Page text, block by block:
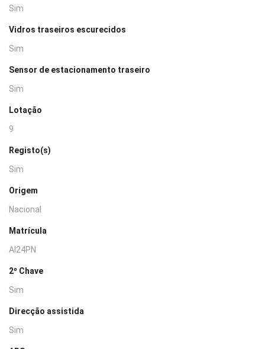
Sim
Vidros traseiros escurecidos
Sim
Sensor de estacionamento traseiro
Sim
Lotação
9
Registo(s)
Sim
Origem
Nacional
Matrícula
AI24PN
2º Chave
Sim
Direcção assistida
Sim